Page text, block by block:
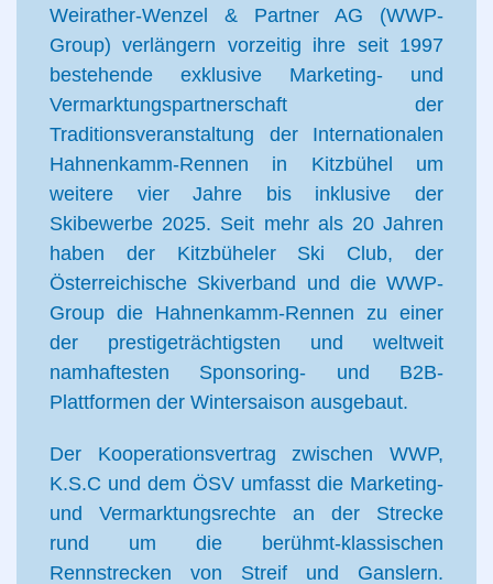
Weirather-Wenzel & Partner AG (WWP-
Group) verlängern vorzeitig ihre seit 1997
bestehende exklusive Marketing- und
Vermarktungspartnerschaft der
Traditionsveranstaltung der Internationalen
Hahnenkamm-Rennen in Kitzbühel um
weitere vier Jahre bis inklusive der
Skibewerbe 2025. Seit mehr als 20 Jahren
haben der Kitzbüheler Ski Club, der
Österreichische Skiverband und die WWP-
Group die Hahnenkamm-Rennen zu einer
der prestigeträchtigsten und weltweit
namhaftesten Sponsoring- und B2B-
Plattformen der Wintersaison ausgebaut.
Der Kooperationsvertrag zwischen WWP,
K.S.C und dem ÖSV umfasst die Marketing-
und Vermarktungsrechte an der Strecke
rund um die berühmt-klassischen
Rennstrecken von Streif und Ganslern.